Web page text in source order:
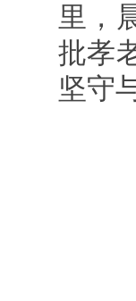
里，
批孝
坚守